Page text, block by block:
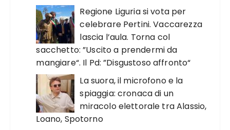
Regione Liguria si vota per
celebrare Pertini. Vaccarezza
lascia l’aula. Torna col
sacchetto: ”Uscito a prendermi da
mangiare“. Il Pd: ”Disgustoso affronto“
La suora, il microfono e la
spiaggia: cronaca di un
miracolo elettorale tra Alassio,
Loano, Spotorno